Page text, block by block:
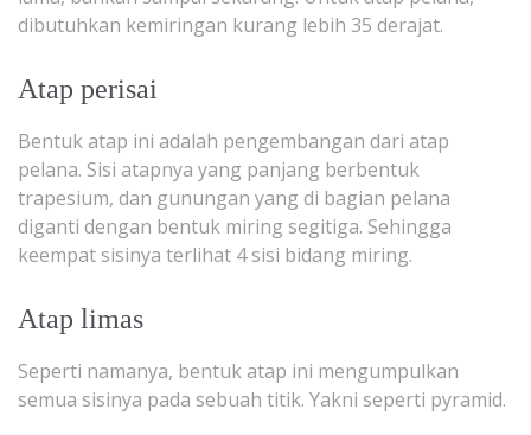
dibutuhkan kemiringan kurang lebih 35 derajat.
Atap perisai
Bentuk atap ini adalah pengembangan dari atap
pelana. Sisi atapnya yang panjang berbentuk
trapesium, dan gunungan yang di bagian pelana
diganti dengan bentuk miring segitiga. Sehingga
keempat sisinya terlihat 4 sisi bidang miring.
Atap limas
Seperti namanya, bentuk atap ini mengumpulkan
semua sisinya pada sebuah titik. Yakni seperti pyramid.